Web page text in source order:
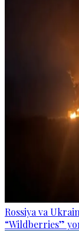
Rossiya va
“Wildberries”